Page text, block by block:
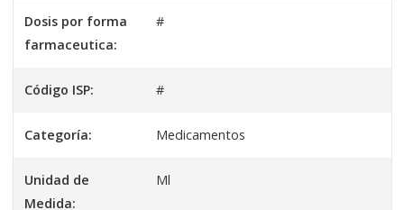
Dosis por forma
farmaceutica:
#
Código ISP: #
Categoría: Medicamentos
Unidad de
Medida:
Ml